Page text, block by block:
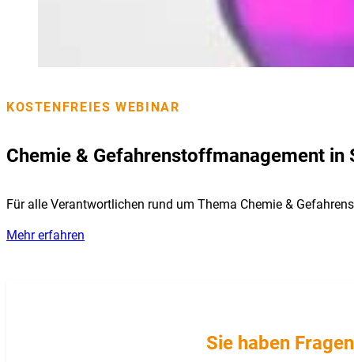
KOSTENFREIES WEBINAR
Chemie & Gefahrenstoffmanagement in
Für alle Verantwortlichen rund um Thema Chemie &
Mehr erfahren
Sie haben